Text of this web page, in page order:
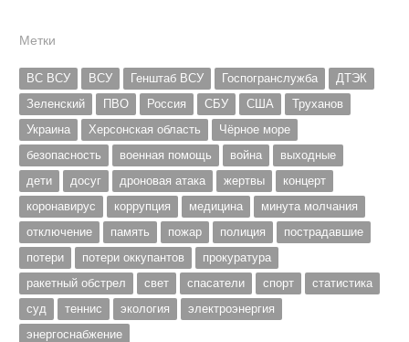
Метки
ВС ВСУ ВСУ Генштаб ВСУ Госпогранслужба
ДТЭК
Зеленский
ПВО Россия СБУ США
Труханов
Украина
Херсонская область
Чёрное море
безопасность
военная помощь война
выходные
дети
досуг дроновая атака жертвы
концерт
коронавирус
коррупция медицина
минута молчания
отключение
память пожар полиция
пострадавшие
потери
потери оккупантов
прокуратура
ракетный обстрел
свет спасатели спорт
статистика
суд
теннис экология
электроэнергия
энергоснабжение